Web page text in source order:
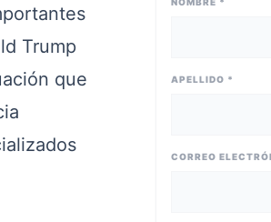
Trump
que
APELLIDO *
CORREO